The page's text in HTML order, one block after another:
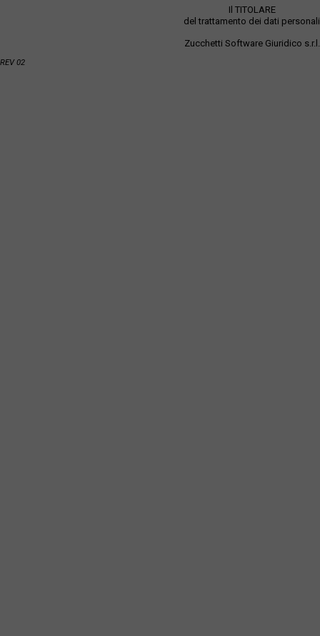
Il TITOLARE
del trattamento dei dati personali
Zucchetti Software Giuridico s.r.l.
REV 02